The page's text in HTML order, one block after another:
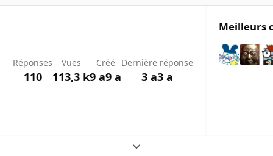
Réponses
110
Vues
113,3 k
Créé
9 a9 a
Dernière réponse
3 a3 a
Meilleurs
Expand topic overview